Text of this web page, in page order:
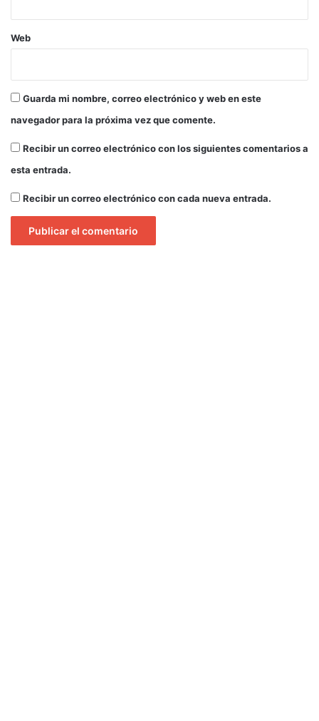
h
s
i
o
e
s
a
o
r
s
l
Web
Guarda mi nombre, correo electrónico y web en este
navegador para la próxima vez que comente.
Recibir un correo electrónico con los siguientes comentarios a
esta entrada.
Recibir un correo electrónico con cada nueva entrada.